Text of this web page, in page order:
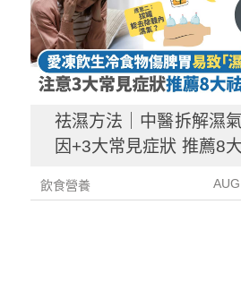
祛濕方法｜中醫拆解濕
因+3大常見症狀 推薦8
飲食營養